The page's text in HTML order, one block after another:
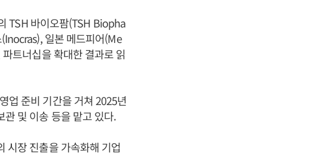
TSH 바이오팜(TSH Biopha
일본 메드피어(Me
트너십을 확대한 결과로 읽
업 준비 기간을 거쳐 2025년
및 이송 등을 맡고 있다.
시장 진출을 가속화해 기업